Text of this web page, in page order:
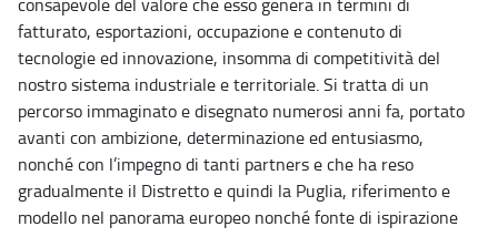
fatturato, esportazioni, occupazione e contenuto di
tecnologie ed innovazione, insomma di competitività del
nostro sistema industriale e territoriale. Si tratta di un
percorso immaginato e disegnato numerosi anni fa, portato
avanti con ambizione, determinazione ed entusiasmo,
nonché con l’impegno di tanti partners e che ha reso
gradualmente il Distretto e quindi la Puglia, riferimento e
modello nel panorama europeo nonché fonte di ispirazione